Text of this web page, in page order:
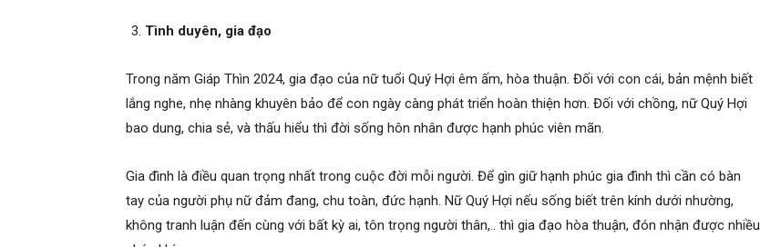
Tình duyên, gia đạo
Trong năm Giáp Thìn 2024, gia đạo của nữ tuổi Quý Hợi êm ấm, hòa thuận. Đối với con cái, bản mệnh biết
lắng nghe, nhẹ nhàng khuyên bảo để con ngày càng phát triển hoàn thiện hơn. Đối với chồng, nữ Quý Hợi
bao dung, chia sẻ, và thấu hiểu thì đời sống hôn nhân được hạnh phúc viên mãn.
Gia đình là điều quan trọng nhất trong cuộc đời mỗi người. Để gìn giữ hạnh phúc gia đình thì cần có bàn
tay của người phụ nữ đảm đang, chu toàn, đức hạnh. Nữ Quý Hợi nếu sống biết trên kính dưới nhường,
không tranh luận đến cùng với bất kỳ ai, tôn trọng người thân,.. thì gia đạo hòa thuận, đón nhận được nhiều